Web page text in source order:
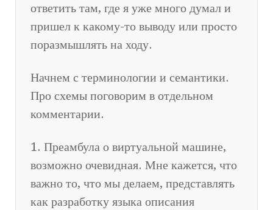
ответить там, где я уже много думал и
пришел к какому-то выводу или просто
поразмышлять на ходу.
Начнем с терминологии и семантики.
Про схемы поговорим в отдельном
комментарии.
1. Преамбула о виртуальной машине,
возможно очевидная. Мне кажется, что
важно то, что мы делаем, представлять
как разработку языка описания